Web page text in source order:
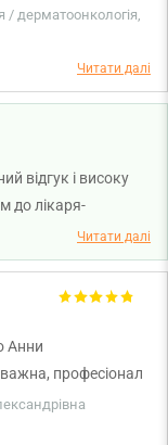
/ дерматоонкологія,
Читати далі
відгук і високу
до лікаря-
Бажаємо вамЧитати далі
Анни
професіонал
дієве
Також